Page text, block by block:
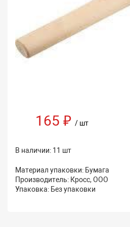
165 ₽ / шт
В наличии: 11 шт
Материал упаковки: Бумага
Производитель: Кросс, ООО
Упаковка: Без упаковки